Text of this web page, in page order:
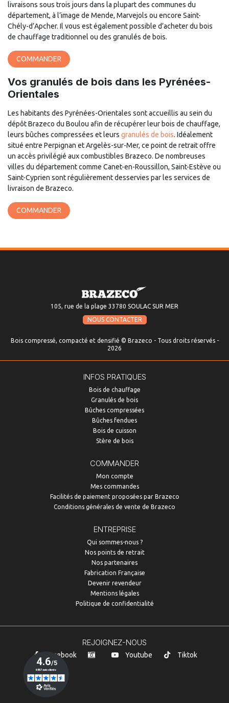
livraisons sous trois jours dans la plupart des communes du
département, à l’image de Mende, Marvejols ou encore Saint-
Chély-d’Apcher. Il vous est également possible d’acheter du bois
de chauffage traditionnel ou des granulés de bois.
COMMANDER
Vos granulés de bois dans les Pyrénées-
Orientales
Les habitants des Pyrénées-Orientales sont accueillis au sein du
dépôt Brazeco du Boulou afin de récupérer leur bois de chauffage,
leurs bûches compressées et leurs granulés de bois. Idéalement
situé entre Perpignan et Argelès-sur-Mer, ce point de retrait offre
un accès privilégié aux combustibles Brazeco. De nombreuses
villes du département comme Canet-en-Roussillon, Saint-Estève ou
Saint-Cyprien sont régulièrement desservies par les services de
livraison de Brazeco.
COMMANDER
105, rue de la plage 33780 SOULAC SUR MER
NOUS CONTACTER
Bois compressé, compacté et densifié © Brazeco - Tous droits réservés -
2026
INFOS PRATIQUES
Bois de chauffage
Granulés de bois
Bûches compressées
Bûches fendues
Bois de cuisson
Stère de bois
COMMANDER
Mon compte
Mes commandes
Facilités de paiement proposées par Brazeco
Conditions générales de vente de Brazeco
ENTREPRISE
Qui sommes-nous ?
Nos points de retrait
Nos partenaires
Fabrication Française
Devenir revendeur
Mentions légales
Politique de confidentialité
REJOIGNEZ-NOUS
Facebook Youtube Tiktok